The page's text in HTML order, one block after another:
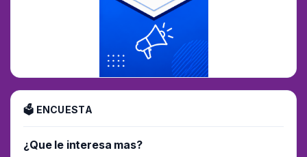
🗳 ENCUESTA
¿Que le interesa mas?